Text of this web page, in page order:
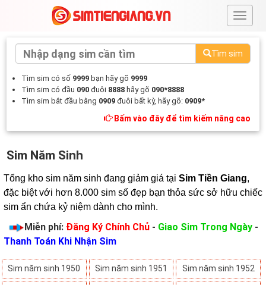
#
Tìm sim
Tìm sim có số 9999 bạn hãy gõ 9999
Tìm sim có đầu 090 đuôi 8888 hãy gõ 090*8888
Tìm sim bắt đầu bằng 0909 đuôi bất kỳ, hãy gõ: 0909*
Bấm vào đây để tìm kiếm nâng cao
Sim Năm Sinh
Tổng kho sim năm sinh đang giảm giá tại Sim Tiền Giang,
đặc biệt với hơn 8.000 sim số đẹp bạn thỏa sức sở hữu chiếc
sim ẩn chứa kỷ niệm dành cho mình.
Miễn phí: Đăng Ký Chính Chủ - Giao Sim Trong Ngày -
Thanh Toán Khi Nhận Sim
Sim năm sinh 1950 Sim năm sinh 1951 Sim năm sinh 1952